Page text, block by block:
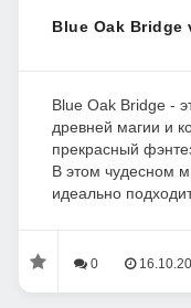
Blue Oak Bridge
Blue Oak Bridge -
древней магии и
прекрасный
В этом чудесном
идеально
0